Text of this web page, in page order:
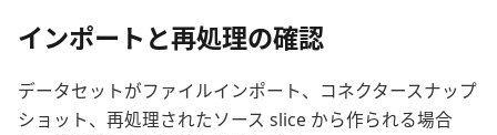
インポートと再処理の確認
データセットがファイルインポート、コネクタースナップ
ショット、再処理されたソース slice から作られる場合